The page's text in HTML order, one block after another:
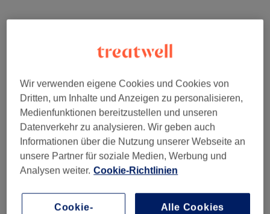
Massagen (9) ab 19 €
Salonbewertungen
4,9 590 Bewertungen
Wir verwenden eigene Cookies und Cookies von
Dritten, um Inhalte und Anzeigen zu personalisieren,
Medienfunktionen bereitzustellen und unseren
Datenverkehr zu analysieren. Wir geben auch
Informationen über die Nutzung unserer Webseite an
unsere Partner für soziale Medien, Werbung und
Analysen weiter. Cookie-Richtlinien
Cookie-
Alle Cookies